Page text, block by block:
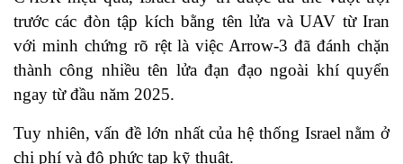
trước các đòn tập kích bằng tên lửa và UAV từ Iran
với minh chứng rõ rệt là việc Arrow‑3 đã đánh chặn
thành công nhiều tên lửa đạn đạo ngoài khí quyển
ngay từ đầu năm 2025.
Tuy nhiên, vấn đề lớn nhất của hệ thống Israel nằm ở
chi phí và độ phức tạp kỹ thuật.